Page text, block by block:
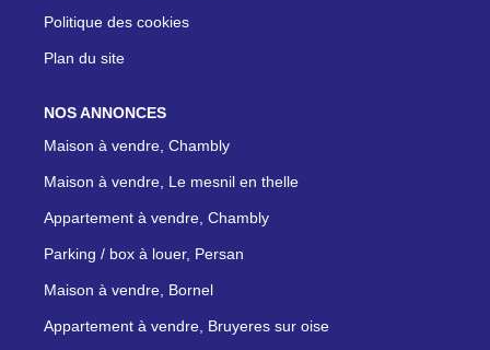
Politique des cookies
Plan du site
NOS ANNONCES
Maison à vendre, Chambly
Maison à vendre, Le mesnil en thelle
Appartement à vendre, Chambly
Parking / box à louer, Persan
Maison à vendre, Bornel
Appartement à vendre, Bruyeres sur oise